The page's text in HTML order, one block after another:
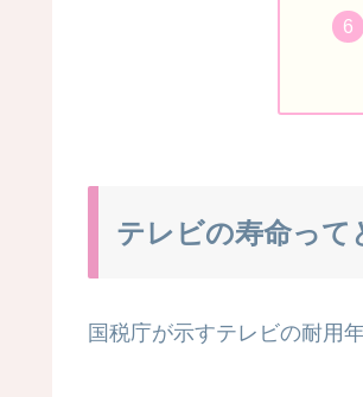
テレビの寿命って
国税庁が示すテレビの耐用